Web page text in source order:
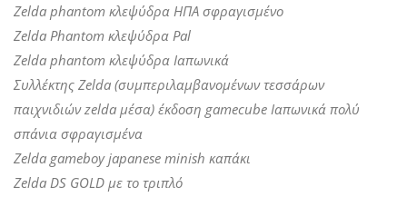
Zelda phantom κλεψύδρα ΗΠΑ σφραγισμένο
Zelda Phantom κλεψύδρα Pal
Zelda phantom κλεψύδρα Ιαπωνικά
Συλλέκτης Zelda (συμπεριλαμβανομένων τεσσάρων
παιχνιδιών zelda μέσα) έκδοση gamecube Ιαπωνικά πολύ
σπάνια σφραγισμένα
Zelda gameboy japanese minish καπάκι
Zelda DS GOLD με το τριπλό